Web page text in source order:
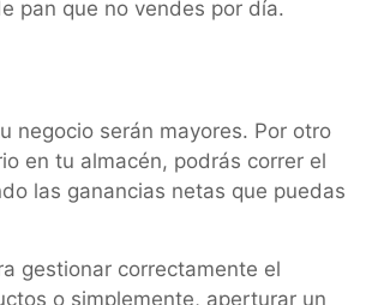
pan que no vendes por día.
negocio serán mayores. Por otro
en tu almacén, podrás correr el
las ganancias netas que puedas
gestionar correctamente el
o simplemente, aperturar un